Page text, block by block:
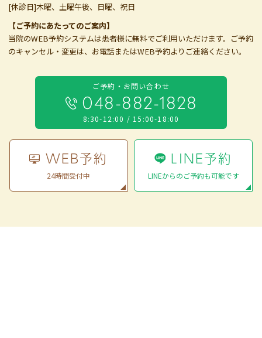
[休診日]木曜、土曜午後、日曜、祝日
【ご予約にあたってのご案内】
当院のWEB予約システムは患者様に無料でご利用いただけます。ご予約
のキャンセル・変更は、お電話またはWEB予約よりご連絡ください。
ご予約・お問い合わせ
048-882-1828
8:30-12:00 / 15:00-18:00
WEB予約
24時間受付中
LINE予約
LINEからのご予約も可能です